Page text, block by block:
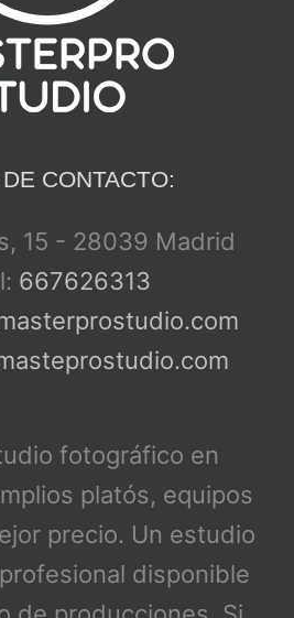
CONTACTO:
15 - 28039 Madrid
667626313
fotográfico en
platós, equipos
precio. Un estudio
disponible